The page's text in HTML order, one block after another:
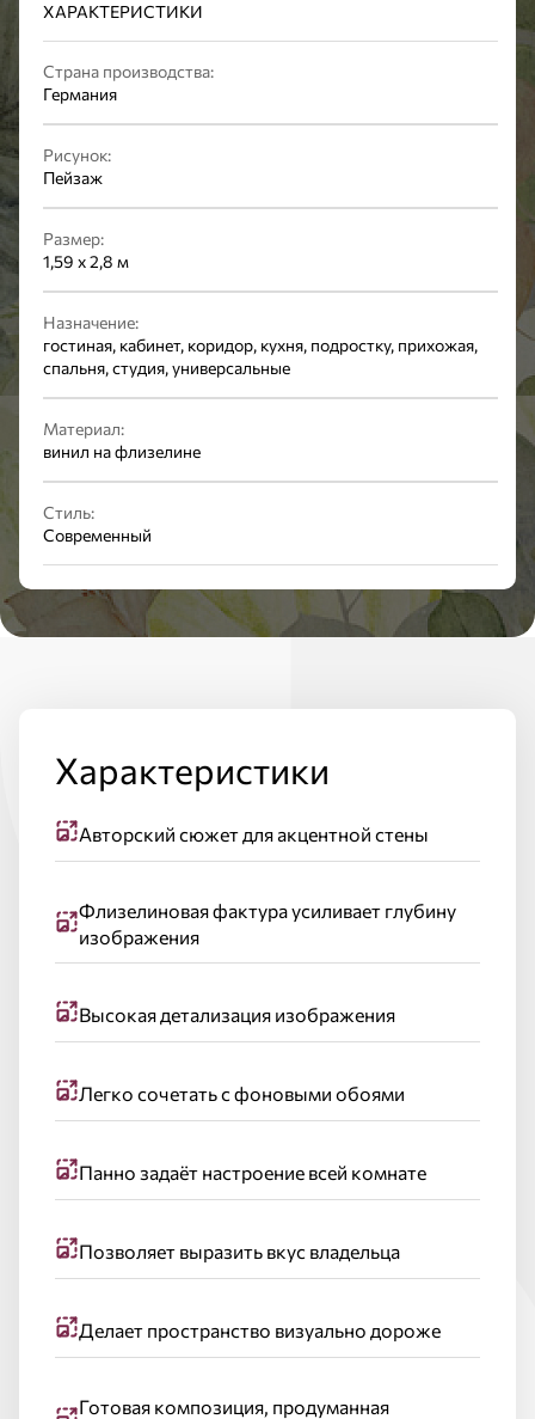
ХАРАКТЕРИСТИКИ
Страна производства:
Германия
Рисунок:
Пейзаж
Размер:
1,59 x 2,8 м
Назначение:
гостиная, кабинет, коридор, кухня, подростку, прихожая,
спальня, студия, универсальные
Материал:
винил на флизелине
Стиль:
Современный
Характеристики
Авторский сюжет для акцентной стены
Флизелиновая фактура усиливает глубину
изображения
Высокая детализация изображения
Легко сочетать с фоновыми обоями
Панно задаёт настроение всей комнате
Позволяет выразить вкус владельца
Делает пространство визуально дороже
Готовая композиция, продуманная